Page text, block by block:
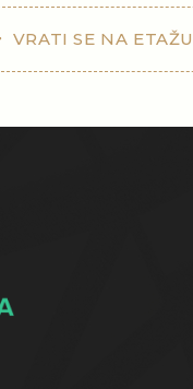
VRATI SE NA ETAŽU